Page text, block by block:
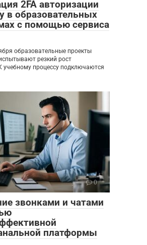
2FA авторизации
в образовательных
с помощью сервиса
образовательные проекты
резкий рост
учебному процессу подключаются
0
звонками и чатами
платформы